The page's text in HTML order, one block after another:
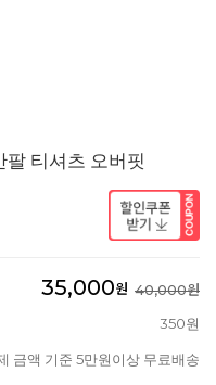
팔 티셔츠 오버핏
35,000원 40,000원
350원
금액 기준 5만원이상 무료배송